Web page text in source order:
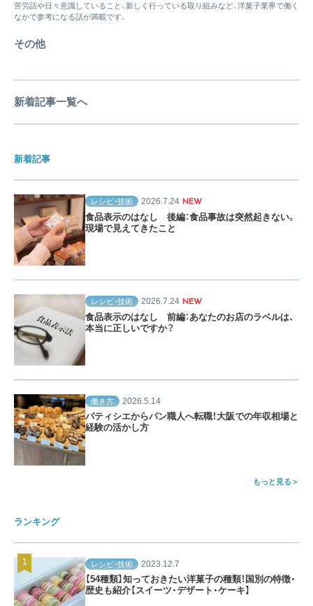
苦労話や日々意識していること、新しく行っている取り組みなど、洋菓子業界で働く
なかで参考になる話が満載です。
その他
新着記事一覧へ
新着記事
レシピ・技術 2026.7.24 NEW
食品表示のはなし 後編：食品事故は突然起きない。
現場で見えてきたこと
レシピ・技術 2026.7.24 NEW
食品表示のはなし 前編：あなたのお店のラベルは、
本当に正しいですか？
働き方 2026.5.14
パティシエからパン職人へ転職！大阪での年収相場と
経験の活かし方
もっと見る
ランキング
レシピ・技術 2023.12.7
【54種類】知っておきたい洋菓子の種類！国別の特徴・
歴史も紹介【スイーツ・デザート・ケーキ】